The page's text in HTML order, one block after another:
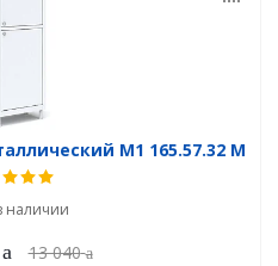
М1 165.57.32 М
наличии
13 040